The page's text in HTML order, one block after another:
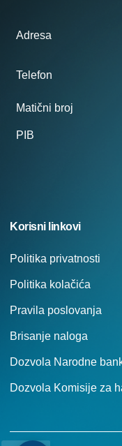
Adresa
Telefon
Matični broj
PIB
Korisni linkovi
Politika privatnosti
Politika kolačića
Pravila poslovanja
Brisanje naloga
Dozvola Narodne
Dozvola Komisije za